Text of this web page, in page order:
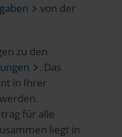
von der
zu den
. Das
in Ihrer
für alle
liegt in